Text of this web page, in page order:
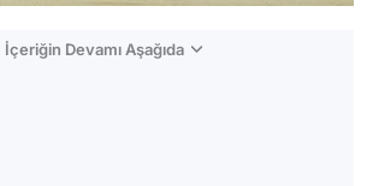
İçeriğin Devamı Aşağıda